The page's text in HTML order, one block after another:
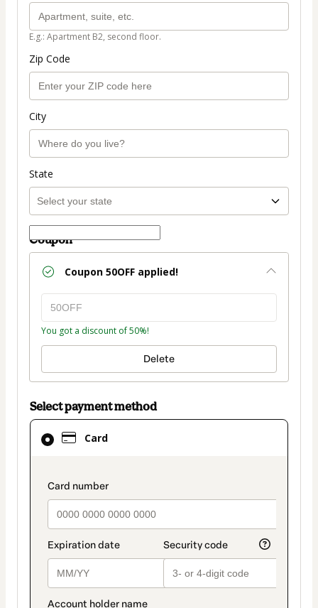
E.g.: Apartment B2, second floor.
Zip Code
City
State
Coupon
Coupon 50OFF applied!
You got a discount of 50%!
Delete
Select payment method
Card
payment_data.section_title_v2
Card
selected
method